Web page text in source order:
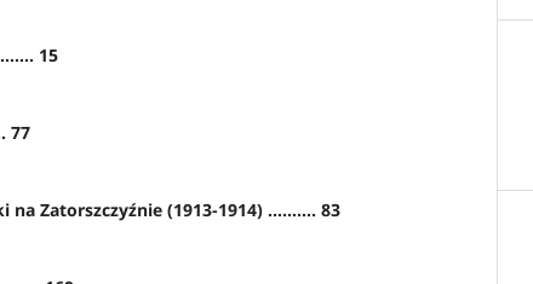
15
77
na Zatorszczyźnie (1913-1914) .......... 83